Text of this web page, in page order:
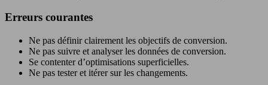
Erreurs courantes
Ne pas définir clairement les objectifs de conversion.
Ne pas suivre et analyser les données de conversion.
Se contenter d’optimisations superficielles.
Ne pas tester et itérer sur les changements.